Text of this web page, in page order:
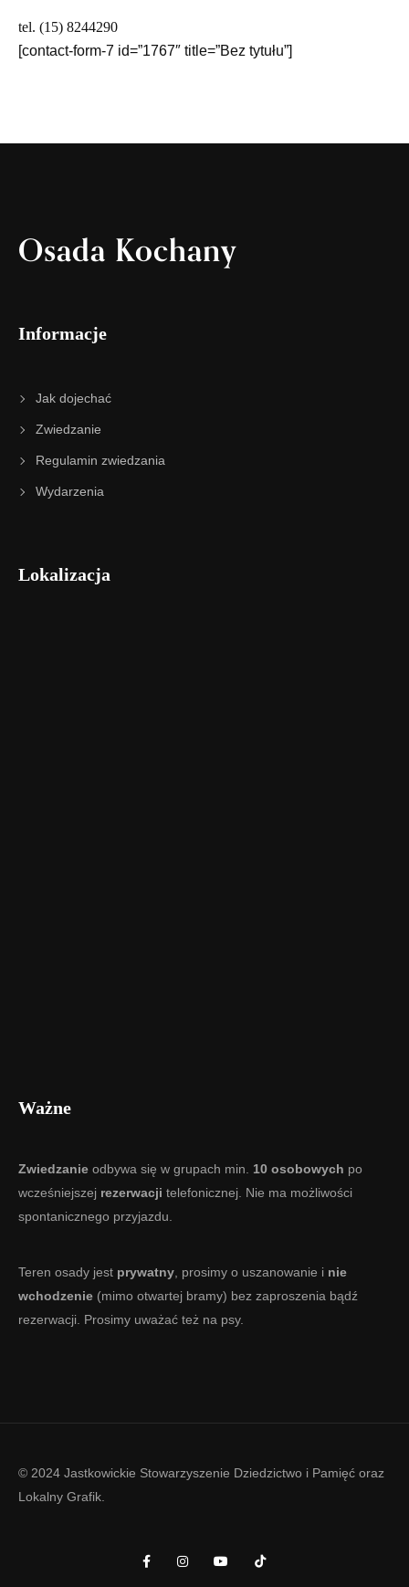
tel. (15) 8244290
[contact-form-7 id=”1767″ title=”Bez tytułu”]
Osada Kochany
Informacje
Jak dojechać
Zwiedzanie
Regulamin zwiedzania
Wydarzenia
Lokalizacja
Ważne
Zwiedzanie odbywa się w grupach min. 10 osobowych po
wcześniejszej rezerwacji telefonicznej. Nie ma możliwości
spontanicznego przyjazdu.
Teren osady jest prywatny , prosimy o uszanowanie i nie
wchodzenie (mimo otwartej bramy) bez zaproszenia bądź
rezerwacji. Prosimy uważać też na psy.
© 2024 Jastkowickie Stowarzyszenie Dziedzictwo i Pamięć oraz
Lokalny Grafik